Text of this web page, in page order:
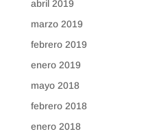
abril 2019
marzo 2019
febrero 2019
enero 2019
mayo 2018
febrero 2018
enero 2018